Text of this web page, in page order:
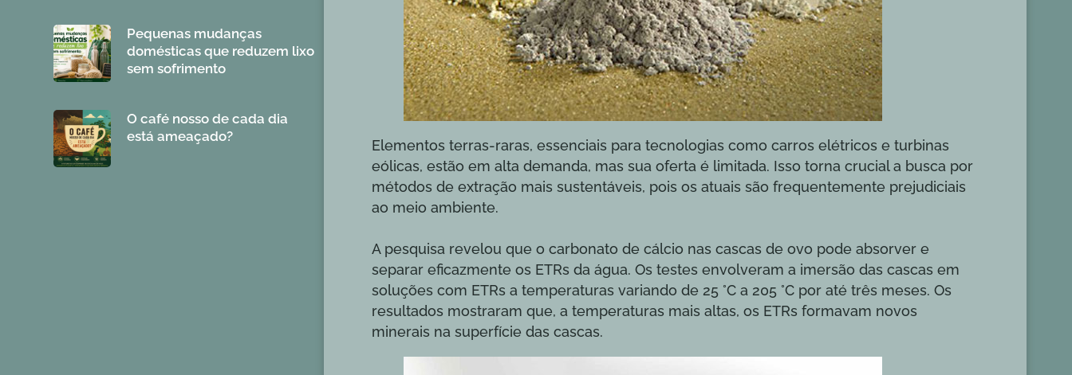
Pequenas mudanças
domésticas que reduzem lixo
sem sofrimento
O café nosso de cada dia
está ameaçado?
Elementos terras-raras, essenciais para tecnologias como carros elétricos e turbinas
eólicas, estão em alta demanda, mas sua oferta é limitada. Isso torna crucial a busca por
métodos de extração mais sustentáveis, pois os atuais são frequentemente prejudiciais
ao meio ambiente.
A pesquisa revelou que o carbonato de cálcio nas cascas de ovo pode absorver e
separar eficazmente os ETRs da água. Os testes envolveram a imersão das cascas em
soluções com ETRs a temperaturas variando de 25 °C a 205 °C por até três meses. Os
resultados mostraram que, a temperaturas mais altas, os ETRs formavam novos
minerais na superfície das cascas.